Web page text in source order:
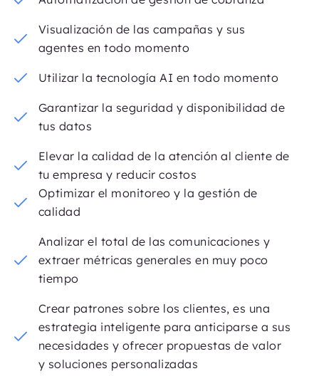
Visualización de las campañas y sus
agentes en todo momento
Utilizar la tecnología AI en todo momento
Garantizar la seguridad y disponibilidad de
tus datos
Elevar la calidad de la atención al cliente de
tu empresa y reducir costos
Optimizar el monitoreo y la gestión de
calidad
Analizar el total de las comunicaciones y
extraer métricas generales en muy poco
tiempo
Crear patrones sobre los clientes, es una
estrategia inteligente para anticiparse a sus
necesidades y ofrecer propuestas de valor
y soluciones personalizadas